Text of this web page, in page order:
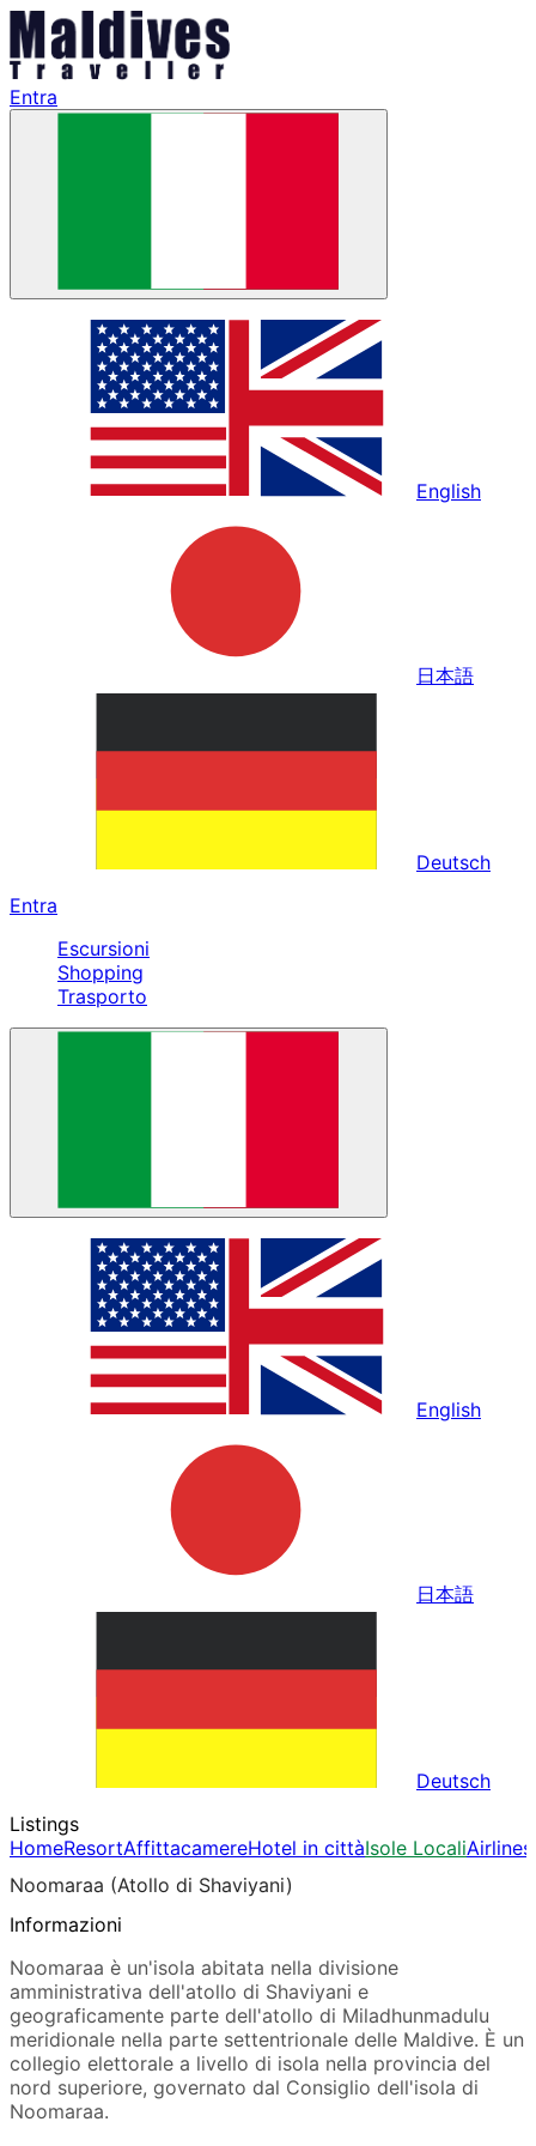
Entra
English
日本語
Deutsch
Entra
Escursioni
Shopping
Trasporto
English
日本語
Deutsch
Listings
HomeResortAffittacamereHotel in cittàIsole LocaliAirlines
Noomaraa (Atollo di Shaviyani)
Informazioni
Noomaraa è un'isola abitata nella divisione
amministrativa dell'atollo di Shaviyani e
geograficamente parte dell'atollo di Miladhunmadulu
meridionale nella parte settentrionale delle Maldive. È un
collegio elettorale a livello di isola nella provincia del
nord superiore, governato dal Consiglio dell'isola di
Noomaraa.